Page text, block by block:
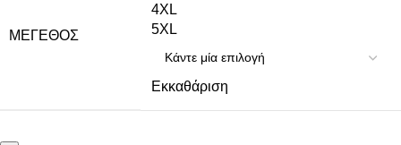
ΜΈΓΕΘΟΣ
4XL
5XL
Εκκαθάριση